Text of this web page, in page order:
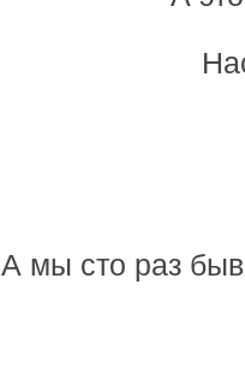
А мы сто раз